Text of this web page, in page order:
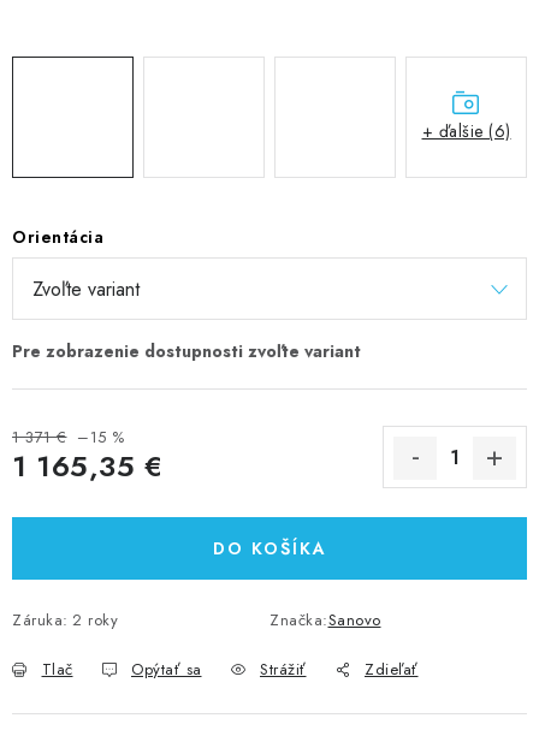
Orientácia
1 371 € –15 %
1 165,35 €
DO KOŠÍKA
Záruka: 2 roky Značka:Sanovo
Tlač Opýtať sa Strážiť Zdieľať
+ ďalšie (6)